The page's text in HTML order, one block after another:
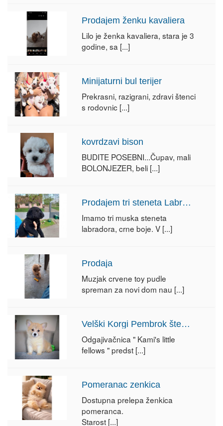
Prodajem ženku kavaliera
Lilo je ženka kavaliera, stara je 3
godine, sa [...]
Minijaturni bul terijer
Prekrasni, razigrani, zdravi štenci
s rodovnic [...]
kovrdzavi bison
BUDITE POSEBNI...Čupav, mali
BOLONJEZER, beli [...]
Prodajem tri steneta Labradora
Imamo tri muska steneta
labradora, crne boje. V [...]
Prodaja
Muzjak crvene toy pudle
spreman za novi dom nau [...]
Velški Korgi Pembrok štenci
Odgajivačnica " Kami's little
fellows " predst [...]
Pomeranac zenkica
Dostupna prelepa ženkica
pomeranca.
Starost [...]